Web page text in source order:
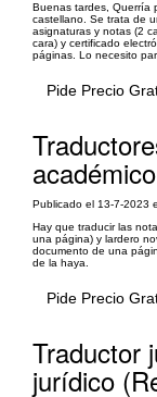
Buenas tardes, Querría
castellano. Se trata de
asignaturas y notas (2
cara) y certificado
páginas. Lo necesito
Pide Precio
Publicado el 13-7-2023
Hay que traducir las
una página) y lardero
documento de una
de la haya.
Pide Precio
Traductor
jurídico